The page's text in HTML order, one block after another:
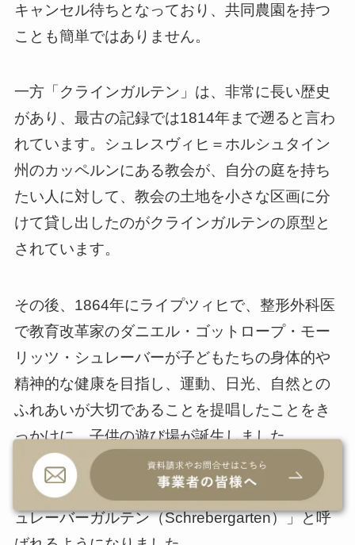
キャンセル待ちとなっており、共同農園を持つ
ことも簡単ではありません。
一方「クラインガルテン」は、非常に長い歴史
があり、最古の記録では1814年まで遡ると言わ
れています。シュレスヴィヒ＝ホルシュタイン
州のカッペルンにある教会が、自分の庭を持ち
たい人に対して、教会の土地を小さな区画に分
けて貸し出したのがクラインガルテンの原型と
されています。
その後、1864年にライプツィヒで、整形外科医
で教育改革家のダニエル・ゴットロープ・モー
リッツ・シュレーバーが子どもたちの身体的や
精神的な健康を目指し、運動、日光、自然との
ふれあいが大切であることを提唱したことをき
っかけに、子供の遊び場が誕生しました。
のちに、その一部が家庭菜園へと発展し、「シ
ュレーバーガルテン（Schrebergarten）」と呼